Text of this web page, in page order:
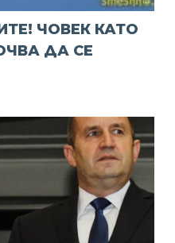
ЧОВЕК КАТО
ДА СЕ